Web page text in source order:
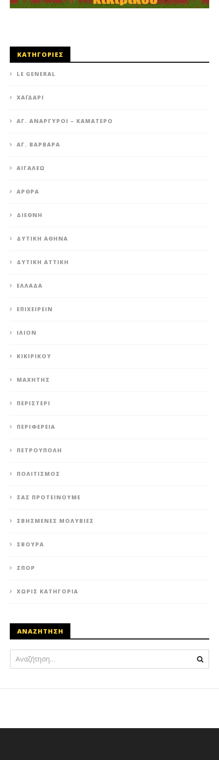
ΚΑΤΗΓΟΡΙΕΣ
LE GENERAL
XΑΪΔΆΡΙ
ΆΓ. ΑΝΆΡΓΥΡΟΙ – KΑΜΑΤΕΡΌ
ΑΓ. ΒΑΡΒΆΡΑ
ΑΙΓΆΛΕΩ
ΆΡΘΡΑ
ΔΙΕΘΝΉ
ΔΥΤΙΚΉ ΑΘΉΝΑ
ΔΥΤΙΚΉ ΑΤΤΙΚΉ
ΕΛΛΆΔΑ
ΕΠΙΧΕΙΡΕΊΝ
ΊΛΙΟΝ
ΚΙΚΙΡΙΚΟΥ
ΜΑΧΗΤΗΣ
ΠΕΡΙΣΤΈΡΙ
ΠΕΡΙΦΈΡΕΙΑ
ΠΕΤΡΟΎΠΟΛΗ
ΠΟΛΙΤΙΣΜΌΣ
ΣΑΣ ΠΡΟΤΕΊΝΟΥΜΕ
ΣΒΗΣΜΈΝΕΣ ΜΟΛΥΒΙΈΣ
ΣΒΟΎΡΑ
ΣΠΟΡ
ΧΩΡΊΣ ΚΑΤΗΓΟΡΊΑ
ΑΝΑΖΗΤΗΣΗ